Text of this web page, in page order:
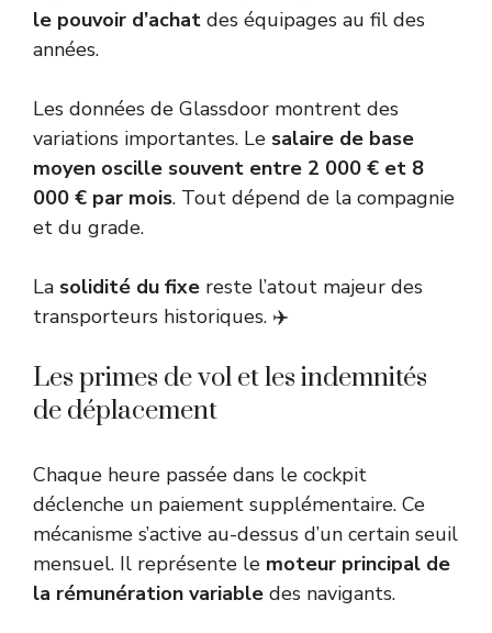
le pouvoir d’achat des équipages au fil des
années.
Les données de Glassdoor montrent des
variations importantes. Le salaire de base
moyen oscille souvent entre 2 000 € et 8
000 € par mois. Tout dépend de la compagnie
et du grade.
La solidité du fixe reste l’atout majeur des
transporteurs historiques. ✈️
Les primes de vol et les indemnités
de déplacement
Chaque heure passée dans le cockpit
déclenche un paiement supplémentaire. Ce
mécanisme s’active au-dessus d’un certain seuil
mensuel. Il représente le moteur principal de
la rémunération variable des navigants.